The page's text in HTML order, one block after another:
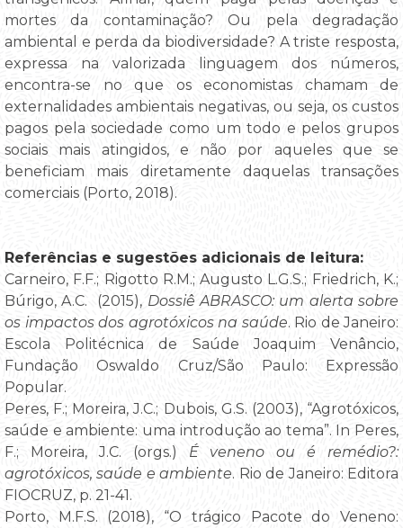
mortes da contaminação? Ou pela degradação
ambiental e perda da biodiversidade? A triste resposta,
expressa na valorizada linguagem dos números,
encontra-se no que os economistas chamam de
externalidades ambientais negativas, ou seja, os custos
pagos pela sociedade como um todo e pelos grupos
sociais mais atingidos, e não por aqueles que se
beneficiam mais diretamente daquelas transações
comerciais (Porto, 2018).
Referências e sugestões adicionais de leitura:
Carneiro, F.F.; Rigotto R.M.; Augusto L.G.S.; Friedrich, K.;
Búrigo, A.C. (2015), Dossiê ABRASCO: um alerta sobre
os impactos dos agrotóxicos na saúde. Rio de Janeiro:
Escola Politécnica de Saúde Joaquim Venâncio,
Fundação Oswaldo Cruz/São Paulo: Expressão
Popular.
Peres, F.; Moreira, J.C.; Dubois, G.S. (2003), “Agrotóxicos,
saúde e ambiente: uma introdução ao tema”. In Peres,
F.; Moreira, J.C. (orgs.) É veneno ou é remédio?:
agrotóxicos, saúde e ambiente. Rio de Janeiro: Editora
FIOCRUZ, p. 21-41.
Porto, M.F.S. (2018), “O trágico Pacote do Veneno: